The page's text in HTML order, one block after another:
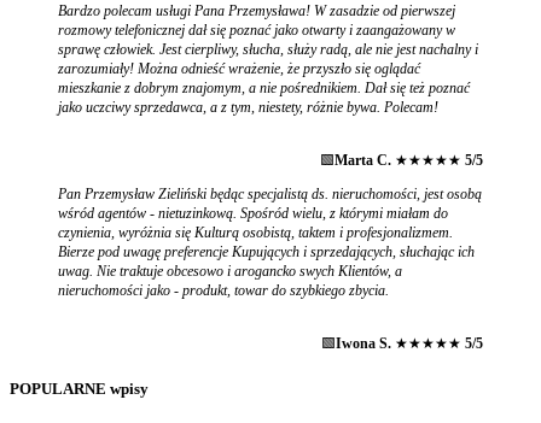
Bardzo polecam usługi Pana Przemysława! W zasadzie od pierwszej
rozmowy telefonicznej dał się poznać jako otwarty i zaangażowany w
sprawę człowiek. Jest cierpliwy, słucha, służy radą, ale nie jest nachalny i
zarozumiały! Można odnieść wrażenie, że przyszło się oglądać
mieszkanie z dobrym znajomym, a nie pośrednikiem. Dał się też poznać
jako uczciwy sprzedawca, a z tym, niestety, różnie bywa. Polecam!
🟩Marta C. ★★★★★ 5/5
Pan Przemysław Zieliński będąc specjalistą ds. nieruchomości, jest osobą
wśród agentów - nietuzinkową. Spośród wielu, z którymi miałam do
czynienia, wyróżnia się Kulturą osobistą, taktem i profesjonalizmem.
Bierze pod uwagę preferencje Kupujących i sprzedających, słuchając ich
uwag. Nie traktuje obcesowo i arogancko swych Klientów, a
nieruchomości jako - produkt, towar do szybkiego zbycia.
🟩Iwona S. ★★★★★ 5/5
POPULARNE wpisy